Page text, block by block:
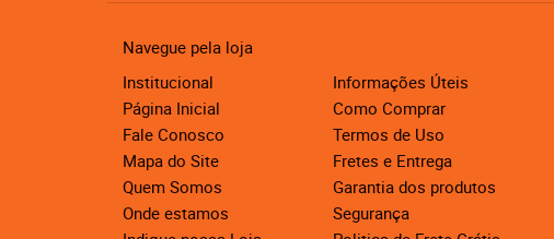
Navegue pela loja
Institucional
Página Inicial
Fale Conosco
Mapa do Site
Quem Somos
Onde estamos
Informações Úteis
Como Comprar
Termos de Uso
Fretes e Entrega
Garantia dos produtos
Segurança